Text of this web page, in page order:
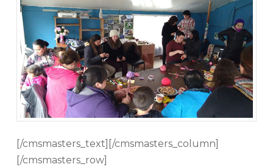
[/cmsmasters_text][/cmsmasters_column]
[/cmsmasters_row]